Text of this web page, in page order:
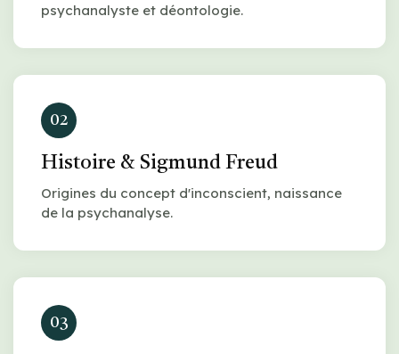
psychanalyste et déontologie.
02
Histoire & Sigmund Freud
Origines du concept d'inconscient, naissance
de la psychanalyse.
03